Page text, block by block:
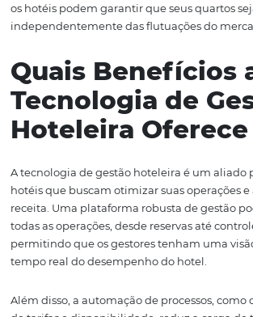
quartos em várias plataformas, você
atinge um público diversificado.
aumenta as chances de conversão.
Além disso, a distribuição multicanal
ajustem suas tarifas em tempo real,
receita, especialmente durante
promoções especiais. Hotéis que
multicanal têm a capacidade de se
mudanças no mercado, o que é uma
significativa.
Ao mesmo tempo, é importante que